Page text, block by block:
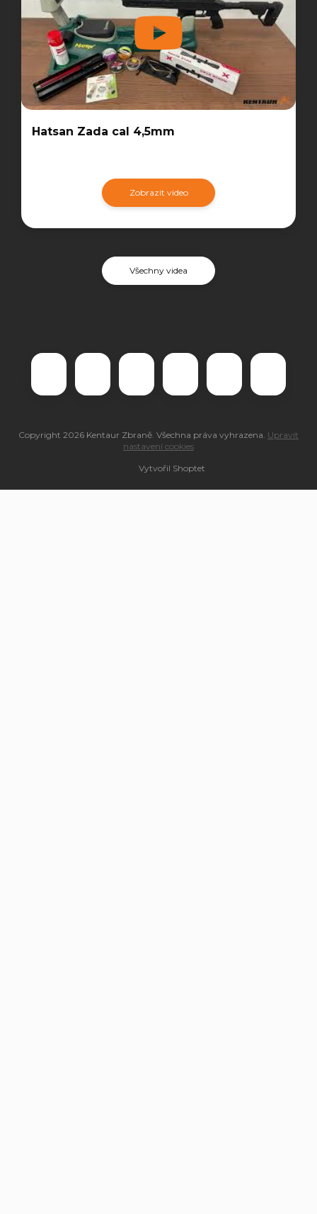
Hatsan Zada cal 4,5mm
Zobrazit video
Všechny videa
Vytvořil Shoptet
Copyright 2026 Kentaur Zbraně. Všechna práva vyhrazena. Upravit
nastavení cookies